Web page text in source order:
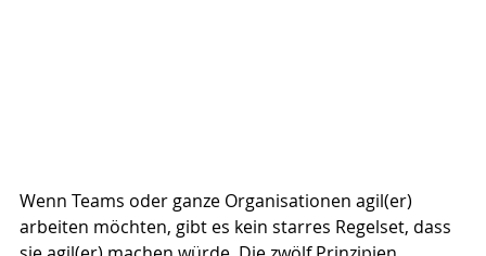
Wenn Teams oder ganze Organisationen agil(er)
arbeiten möchten, gibt es kein starres Regelset, dass